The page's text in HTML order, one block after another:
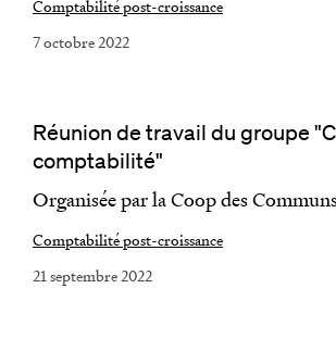
Comptabilité post-croissance
7 octobre 2022
Réunion de travail du groupe
comptabilité"
Organisée par la Coop des
Comptabilité post-croissance
21 septembre 2022